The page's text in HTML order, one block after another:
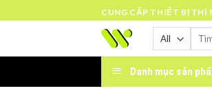
to
CUNG CẤP THIẾT BỊ THÍ
Tìm
Danh mục sản